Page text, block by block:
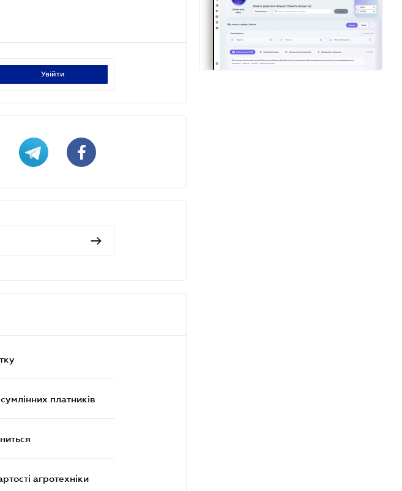
увійти
платників
агротехніки